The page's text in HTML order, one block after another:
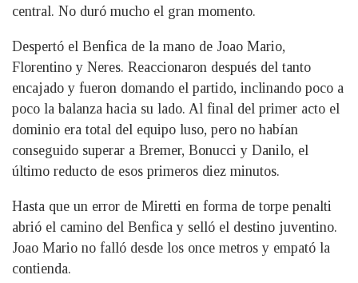
central. No duró mucho el gran momento.
Despertó el Benfica de la mano de Joao Mario,
Florentino y Neres. Reaccionaron después del tanto
encajado y fueron domando el partido, inclinando poco a
poco la balanza hacia su lado. Al final del primer acto el
dominio era total del equipo luso, pero no habían
conseguido superar a Bremer, Bonucci y Danilo, el
último reducto de esos primeros diez minutos.
Hasta que un error de Miretti en forma de torpe penalti
abrió el camino del Benfica y selló el destino juventino.
Joao Mario no falló desde los once metros y empató la
contienda.